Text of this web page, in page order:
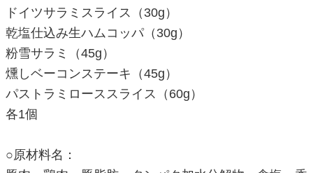
ドイツサラミスライス（30g）
乾塩仕込み生ハムコッパ（30g）
粉雪サラミ（45g）
燻しベーコンステーキ（45g）
パストラミローススライス（60g）
各1個
○原材料名：